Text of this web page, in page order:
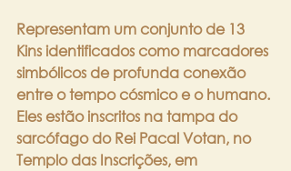
Representam um conjunto de 13
Kins identificados como marcadores
simbólicos de profunda conexão
entre o tempo cósmico e o humano.
Eles estão inscritos na tampa do
sarcófago do Rei Pacal Votan, no
Templo das Inscrições, em